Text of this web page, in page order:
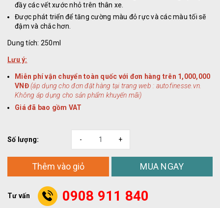
đầy các vết xước nhỏ trên thân xe.
Được phát triển để tăng cường màu đỏ rực và các màu tối sẽ
đậm và chắc hơn.
Dung tích: 250ml
Lưu ý:
Miễn phí vận chuyển toàn quốc với đơn hàng trên 1,000,000
VNĐ (áp dụng cho đơn đặt hàng tại trang web : autofinesse.vn.
Không áp dụng cho sản phẩm khuyến mãi)
Giá đã bao gồm VAT
Số lượng: +
-
Thêm vào giỏ MUA NGAY
Tư vấn 0908 911 840